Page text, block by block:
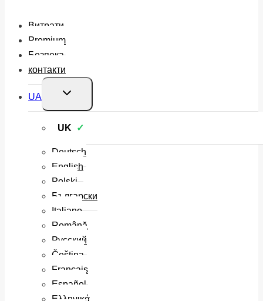
Витрати
Premium
Безпека
контакти
UA
Перемкнути
нащадка
UK
Deutsch
English
Polski
Български
Italiano
Română
Русский
Čeština
Français
Español